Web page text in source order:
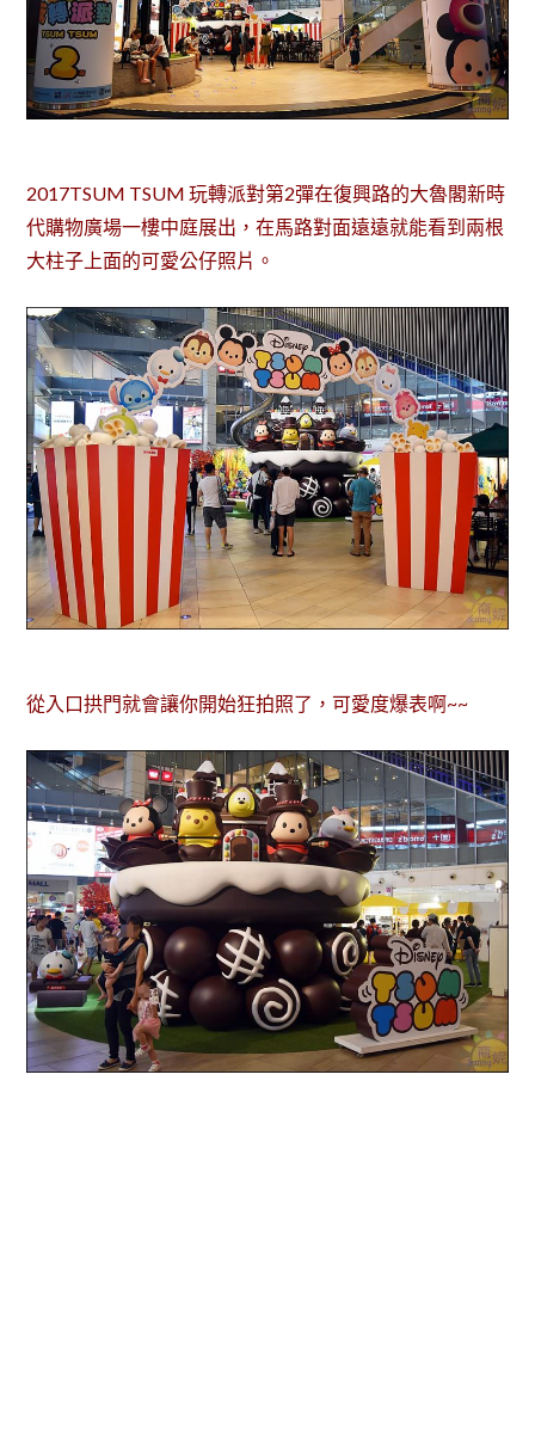
2017TSUM TSUM 玩轉派對第2彈在復興路的大魯閣新時
代購物廣場一樓中庭展出，在馬路對面遠遠就能看到兩根
大柱子上面的可愛公仔照片。
從入口拱門就會讓你開始狂拍照了，可愛度爆表啊~~